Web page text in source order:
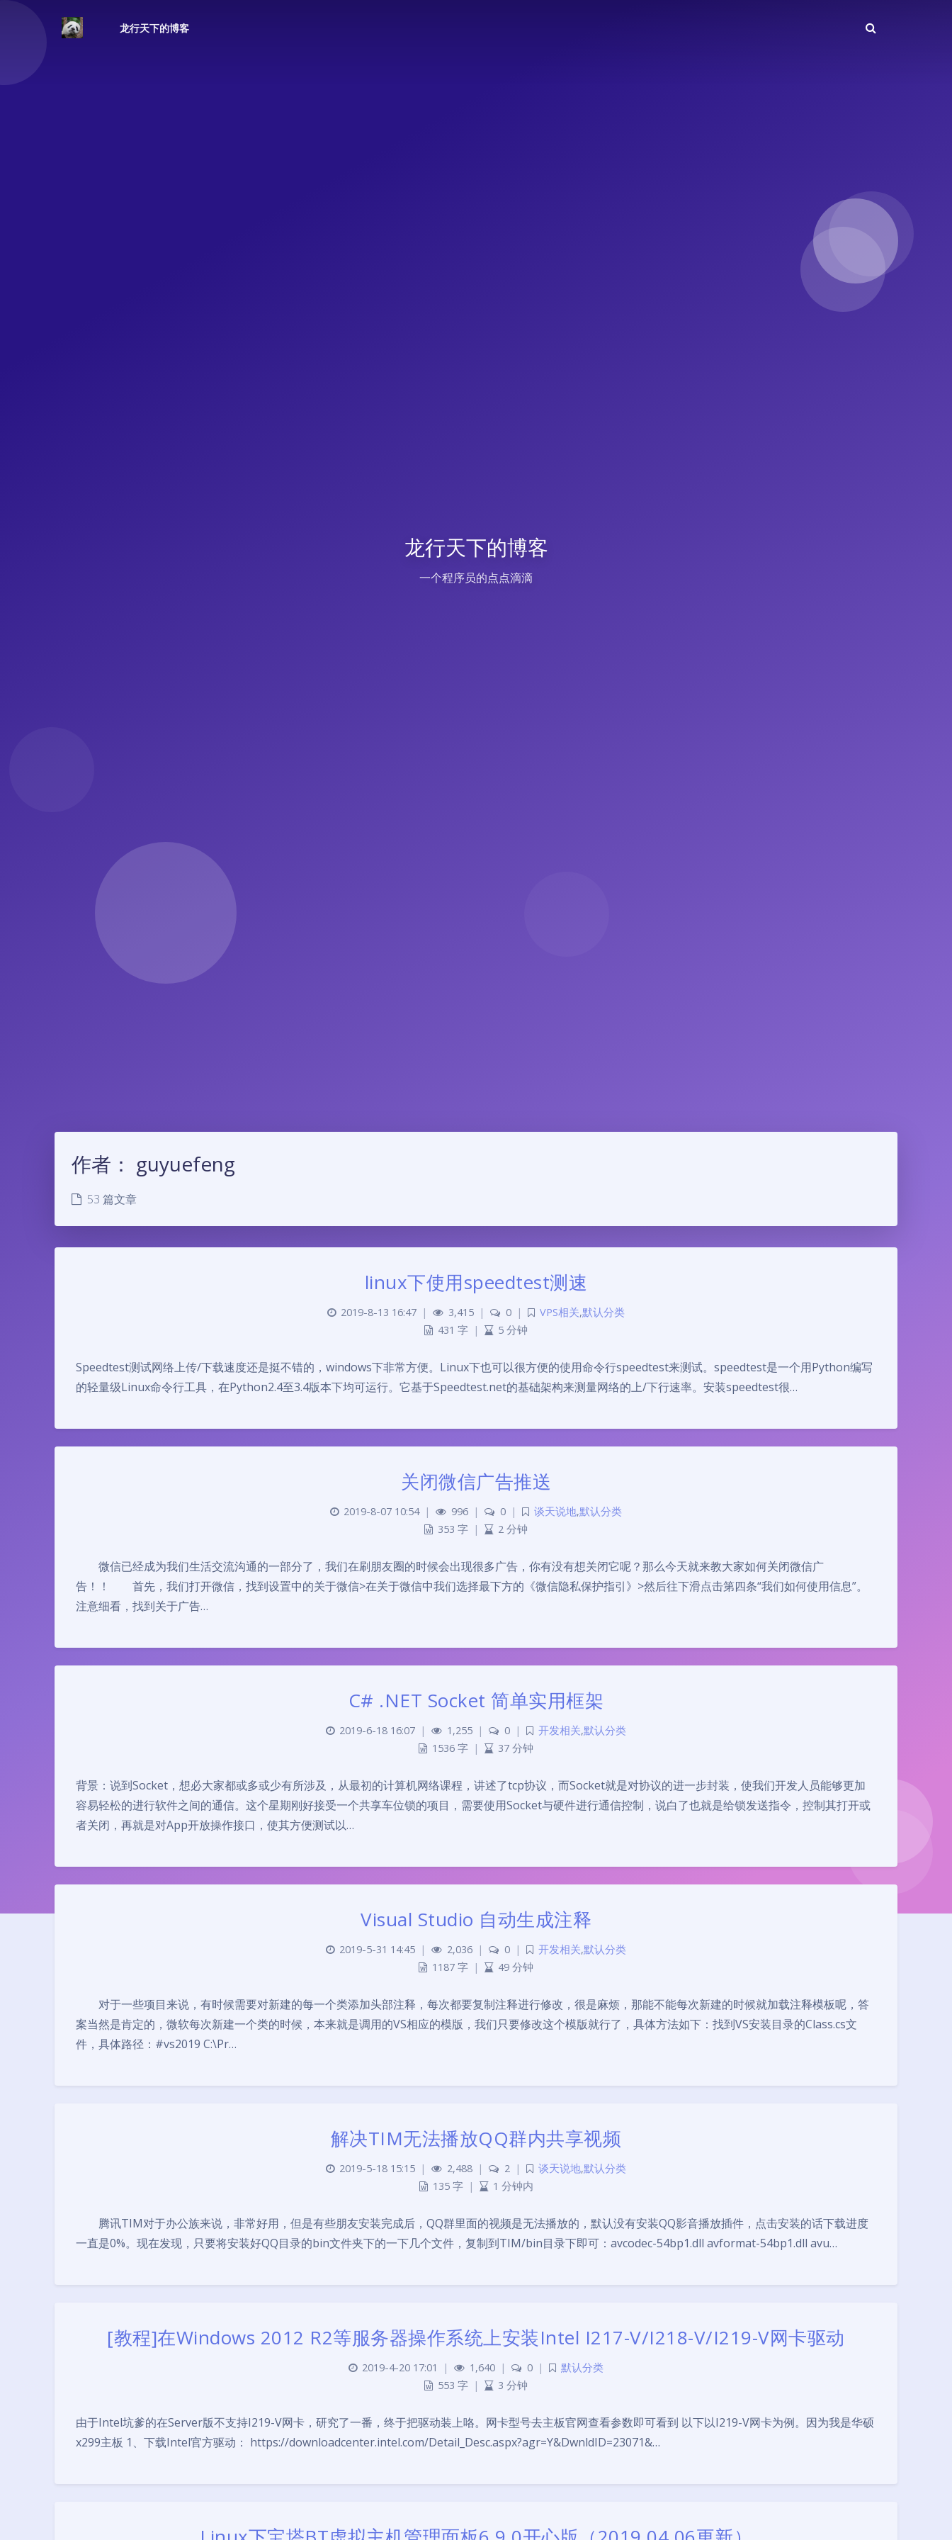
龙行天下的博客
龙行天下的博客
一个程序员的点点滴滴
夜间模式
关闭
作者： guyuefeng
53 篇文章
linux下使用speedtest测速
2019-8-13 16:47 | 3,415 | 0 | VPS相关,默认分类
431 字 | 5 分钟
Speedtest测试网络上传/下载速度还是挺不错的，windows下非常方便。Linux下也可以很方便的使用命令行speedtest来测试。speedtest是一个用Python编写
的轻量级Linux命令行工具，在Python2.4至3.4版本下均可运行。它基于Speedtest.net的基础架构来测量网络的上/下行速率。安装speedtest很…
关闭微信广告推送
2019-8-07 10:54 | 996 | 0 | 谈天说地,默认分类
353 字 | 2 分钟
微信已经成为我们生活交流沟通的一部分了，我们在刷朋友圈的时候会出现很多广告，你有没有想关闭它呢？那么今天就来教大家如何关闭微信广
告！！ 首先，我们打开微信，找到设置中的关于微信>在关于微信中我们选择最下方的《微信隐私保护指引》>然后往下滑点击第四条“我们如何使用信息”。
注意细看，找到关于广告…
C# .NET Socket 简单实用框架
2019-6-18 16:07 | 1,255 | 0 | 开发相关,默认分类
1536 字 | 37 分钟
背景：说到Socket，想必大家都或多或少有所涉及，从最初的计算机网络课程，讲述了tcp协议，而Socket就是对协议的进一步封装，使我们开发人员能够更加
容易轻松的进行软件之间的通信。这个星期刚好接受一个共享车位锁的项目，需要使用Socket与硬件进行通信控制，说白了也就是给锁发送指令，控制其打开或
者关闭，再就是对App开放操作接口，使其方便测试以…
Visual Studio 自动生成注释
2019-5-31 14:45 | 2,036 | 0 | 开发相关,默认分类
1187 字 | 49 分钟
对于一些项目来说，有时候需要对新建的每一个类添加头部注释，每次都要复制注释进行修改，很是麻烦，那能不能每次新建的时候就加载注释模板呢，答
案当然是肯定的，微软每次新建一个类的时候，本来就是调用的VS相应的模版，我们只要修改这个模版就行了，具体方法如下：找到VS安装目录的Class.cs文
件，具体路径：#vs2019 C:\Pr…
解决TIM无法播放QQ群内共享视频
2019-5-18 15:15 | 2,488 | 2 | 谈天说地,默认分类
135 字
| 1 分钟内
腾讯TIM对于办公族来说，非常好用，但是有些朋友安装完成后，QQ群里面的视频是无法播放的，默认没有安装QQ影音播放插件，点击安装的话下载进度
一直是0%。现在发现，只要将安装好QQ目录的bin文件夹下的一下几个文件，复制到TIM/bin目录下即可：avcodec-54bp1.dll avformat-54bp1.dll avu…
[教程]在Windows 2012 R2等服务器操作系统上安装Intel I217-V/I218-V/I219-V网卡驱动
2019-4-20 17:01 | 1,640 | 0 |
默认分类
553 字 | 3 分钟
由于Intel坑爹的在Server版不支持I219-V网卡，研究了一番，终于把驱动装上咯。网卡型号去主板官网查看参数即可看到 以下以I219-V网卡为例。因为我是华硕
x299主板 1、下载Intel官方驱动： https://downloadcenter.intel.com/Detail_Desc.aspx?agr=Y&DwnldID=23071&…